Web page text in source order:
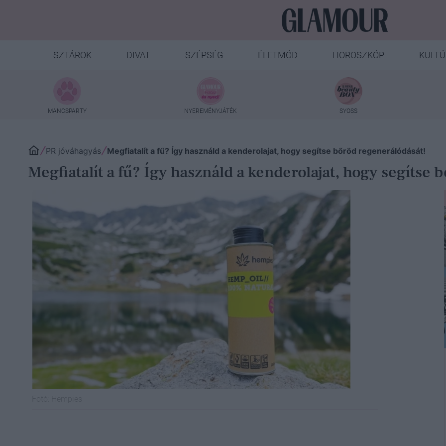
SZTÁROK DIVAT SZÉPSÉG ÉLETMÓD HOROSZKÓP
MANCSPARTY NYEREMÉNYJÁTÉK SYOSS
PR jóváhagyás Megfiatalít a fű? Így használd a kenderolajat, hogy segítse bőröd regenerálódását!
Megfiatalít a fű? Így használd a kenderolajat, hogy segítse